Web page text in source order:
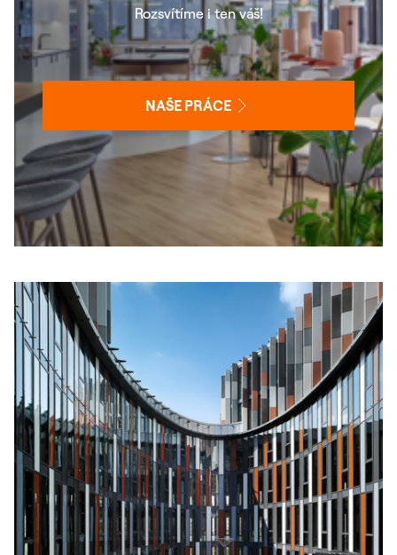
Rozsvítíme i ten váš!
NAŠE PRÁCE